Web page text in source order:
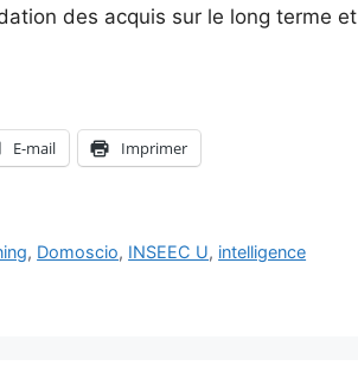
des acquis sur le long terme et
E-mail Imprimer
, Domoscio, INSEEC U, intelligence